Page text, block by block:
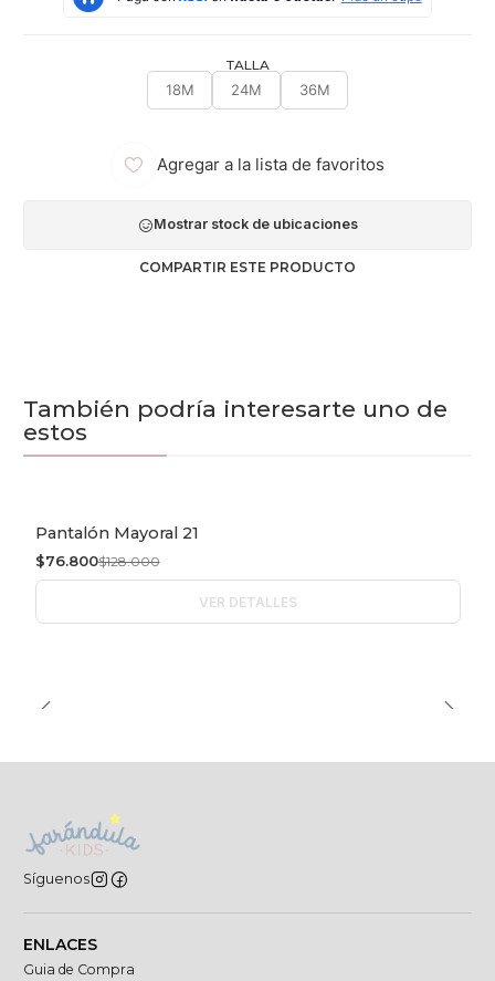
TALLA
18M
24M 36M
Agregar a la lista de favoritos
Mostrar stock de ubicaciones
COMPARTIR ESTE PRODUCTO
También podría interesarte uno de
estos
-40% OFF
Agotado
Pantalón Mayoral 21
$76.800$128.000
VER DETALLES
Síguenos
ENLACES
Guia de Compra